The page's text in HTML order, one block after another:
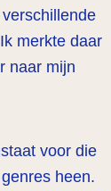
merkte daar
naar mijn
voor die
heen.